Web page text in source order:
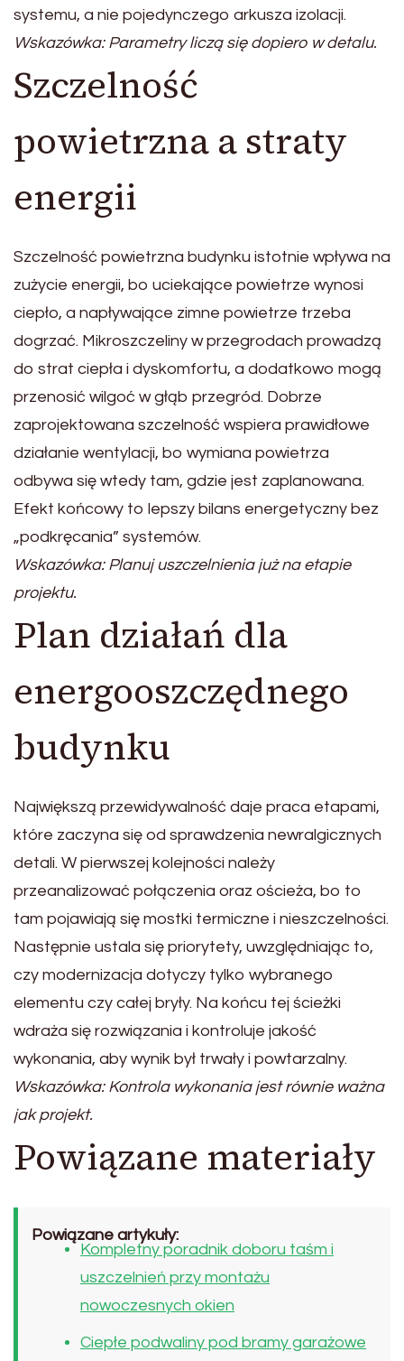
systemu, a nie pojedynczego arkusza izolacji.
Wskazówka: Parametry liczą się dopiero w detalu.
Szczelność
powietrzna a straty
energii
Szczelność powietrzna budynku istotnie wpływa na
zużycie energii, bo uciekające powietrze wynosi
ciepło, a napływające zimne powietrze trzeba
dogrzać. Mikroszczeliny w przegrodach prowadzą
do strat ciepła i dyskomfortu, a dodatkowo mogą
przenosić wilgoć w głąb przegród. Dobrze
zaprojektowana szczelność wspiera prawidłowe
działanie wentylacji, bo wymiana powietrza
odbywa się wtedy tam, gdzie jest zaplanowana.
Efekt końcowy to lepszy bilans energetyczny bez
„podkręcania” systemów.
Wskazówka: Planuj uszczelnienia już na etapie
projektu.
Plan działań dla
energooszczędnego
budynku
Największą przewidywalność daje praca etapami,
które zaczyna się od sprawdzenia newralgicznych
detali. W pierwszej kolejności należy
przeanalizować połączenia oraz ościeża, bo to
tam pojawiają się mostki termiczne i nieszczelności.
Następnie ustala się priorytety, uwzględniając to,
czy modernizacja dotyczy tylko wybranego
elementu czy całej bryły. Na końcu tej ścieżki
wdraża się rozwiązania i kontroluje jakość
wykonania, aby wynik był trwały i powtarzalny.
Wskazówka: Kontrola wykonania jest równie ważna
jak projekt.
Powiązane materiały
Powiązane artykuły:
Kompletny poradnik doboru taśm i
uszczelnień przy montażu
nowoczesnych okien
Ciepłe podwaliny pod bramy garażowe